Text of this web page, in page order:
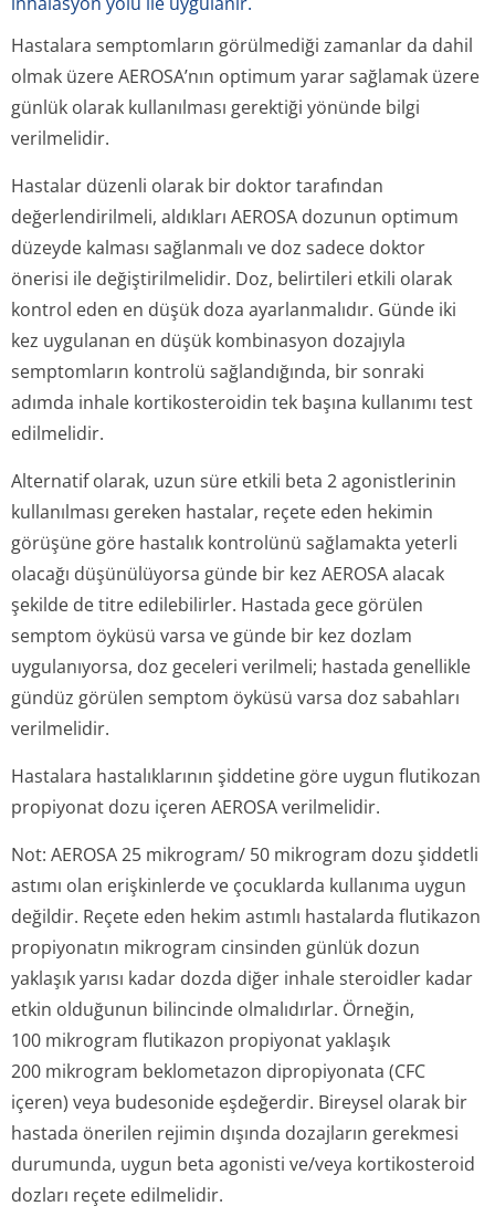
Hastalara semptomların görülmediği zamanlar da dahil
olmak üzere AEROSA’nın optimum yarar sağlamak üzere
günlük olarak kullanılması gerektiği yönünde bilgi
verilmelidir.
Hastalar düzenli olarak bir doktor tarafından
değerlendirilmeli, aldıkları AEROSA dozunun optimum
düzeyde kalması sağlanmalı ve doz sadece doktor
önerisi ile değiştirilmelidir. Doz, belirtileri etkili olarak
kontrol eden en düşük doza ayarlanmalıdır. Günde iki
kez uygulanan en düşük kombinasyon dozajıyla
semptomların kontrolü sağlandığında, bir sonraki
adımda inhale kortikosteroidin tek başına kullanımı test
edilmelidir.
Alternatif olarak, uzun süre etkili beta 2 agonistlerinin
kullanılması gereken hastalar, reçete eden hekimin
görüşüne göre hastalık kontrolünü sağlamakta yeterli
olacağı düşünülüyorsa günde bir kez AEROSA alacak
şekilde de titre edilebilirler. Hastada gece görülen
semptom öyküsü varsa ve günde bir kez dozlam
uygulanıyorsa, doz geceleri verilmeli; hastada genellikle
gündüz görülen semptom öyküsü varsa doz sabahları
verilmelidir.
Hastalara hastalıklarının şiddetine göre uygun flutikozan
propiyonat dozu içeren AEROSA verilmelidir.
Not: AEROSA 25 mikrogram/ 50 mikrogram dozu şiddetli
astımı olan erişkinlerde ve çocuklarda kullanıma uygun
değildir. Reçete eden hekim astımlı hastalarda flutikazon
propiyonatın mikrogram cinsinden günlük dozun
yaklaşık yarısı kadar dozda diğer inhale steroidler kadar
etkin olduğunun bilincinde olmalıdırlar. Örneğin,
100 mikrogram flutikazon propiyonat yaklaşık
200 mikrogram beklometazon dipropiyonata (CFC
içeren) veya budesonide eşdeğerdir. Bireysel olarak bir
hastada önerilen rejimin dışında dozajların gerekmesi
durumunda, uygun beta agonisti ve/veya kortikosteroid
dozları reçete edilmelidir.